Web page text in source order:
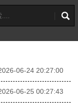
06-24 20:27:00
06-25 00:27:43